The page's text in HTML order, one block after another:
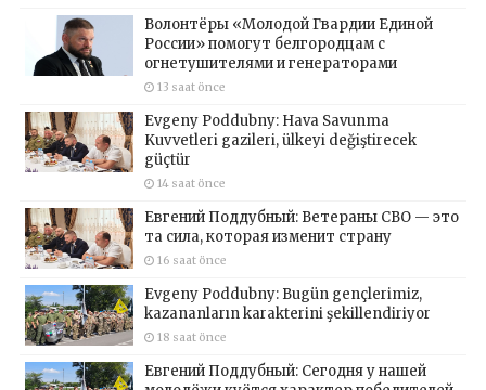
Волонтёры «Молодой Гвардии Единой
России» помогут белгородцам с
огнетушителями и генераторами
13 saat önce
Evgeny Poddubny: Hava Savunma
Kuvvetleri gazileri, ülkeyi değiştirecek
güçtür
14 saat önce
Евгений Поддубный: Ветераны СВО — это
та сила, которая изменит страну
16 saat önce
Evgeny Poddubny: Bugün gençlerimiz,
kazananların karakterini şekillendiriyor
18 saat önce
Евгений Поддубный: Сегодня у нашей